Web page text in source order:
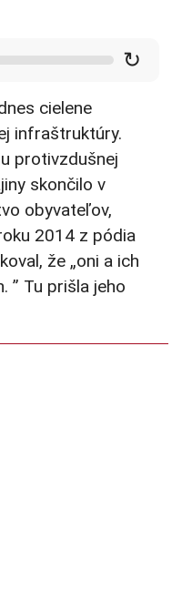
↻
cielene
infraštruktúry.
protivzdušnej
skončilo v
obyvateľov,
2014 z pódia
že „oni a ich
” Tu prišla jeho